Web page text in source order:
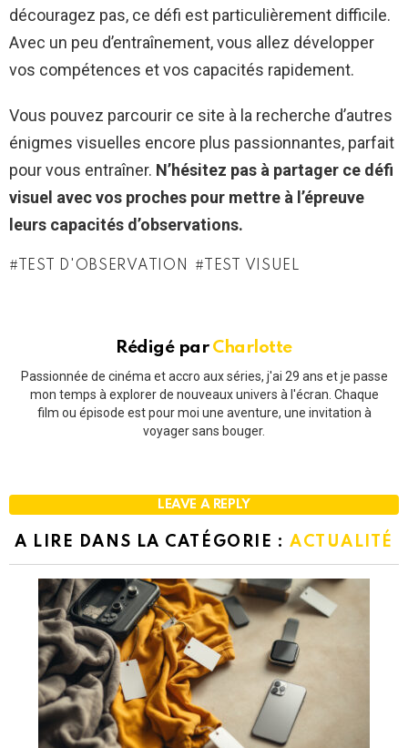
découragez pas, ce défi est particulièrement difficile.
Avec un peu d’entraînement, vous allez développer
vos compétences et vos capacités rapidement.
Vous pouvez parcourir ce site à la recherche d’autres
énigmes visuelles encore plus passionnantes, parfait
pour vous entraîner. N’hésitez pas à partager ce défi
visuel avec vos proches pour mettre à l’épreuve
leurs capacités d’observations.
TEST D'OBSERVATION TEST VISUEL
Rédigé par Charlotte
Passionnée de cinéma et accro aux séries, j'ai 29 ans et je passe
mon temps à explorer de nouveaux univers à l'écran. Chaque
film ou épisode est pour moi une aventure, une invitation à
voyager sans bouger.
LEAVE A REPLY
A LIRE DANS LA CATÉGORIE : ACTUALITÉ